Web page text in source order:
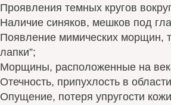
Проявления темных кругов
Наличие синяков, мешков под
Появление мимических морщин,
лапки”;
Морщины, расположенные на
Отечность, припухлость в
Опущение, потеря упругости